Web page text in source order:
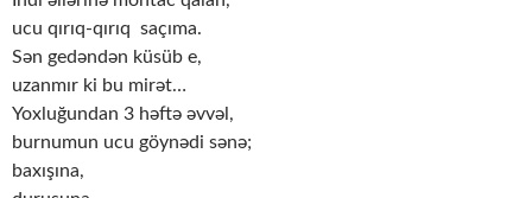
ucu qırıq-qırıq saçıma.
Sən gedəndən küsüb e,
uzanmır ki bu mirət…
Yoxluğundan 3 həftə əvvəl,
burnumun ucu göynədi sənə;
baxışına,